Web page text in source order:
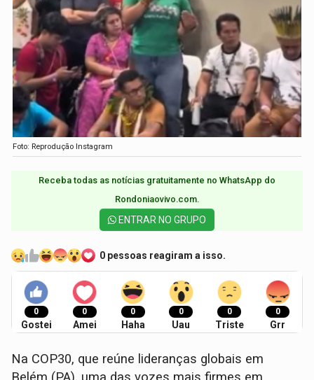
Foto: Reprodução Instagram
Receba todas as notícias gratuitamente no WhatsApp do
Rondoniaovivo.com.​
ENTRAR NO GRUPO
0 pessoas reagiram a isso.
0
Gostei
0
Amei
0
Haha
0
Uau
0
Triste
0
Grr
Na COP30, que reúne lideranças globais em